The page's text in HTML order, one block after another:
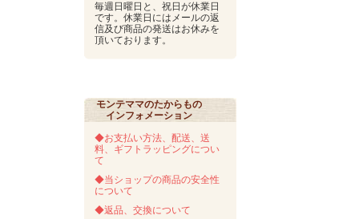
毎週日曜日と、祝日が休業日
です。休業日にはメールの返
信及び商品の発送はお休みを
頂いております。
モンテママのたからもの
インフォメーション
◆お支払い方法、配送、送
料、ギフトラッピングについ
て
◆当ショップの商品の安全性
について
◆返品、交換について